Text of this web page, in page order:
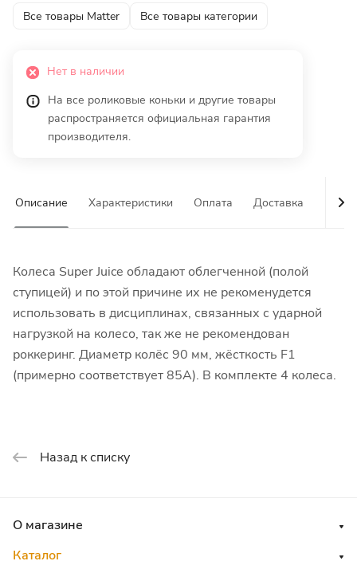
Все товары Matter Все товары категории
Нет в наличии
На все роликовые коньки и другие товары
распространяется официальная гарантия
производителя.
Описание Характеристики Оплата Доставка
Колеса Super Juice обладают облегченной (полой
ступицей) и по этой причине их не рекоменудется
использовать в дисциплинах, связанных с ударной
нагрузкой на колесо, так же не рекомендован
роккеринг. Диаметр колёс 90 мм, жёсткость F1
(примерно соответствует 85А). В комплекте 4 колеса.
Назад к списку
О магазине
Каталог